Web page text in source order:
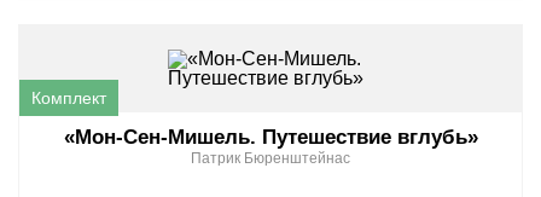
«Мон-Сен-Мишель. Путешествие вглубь»
Патрик Бюренштейнас